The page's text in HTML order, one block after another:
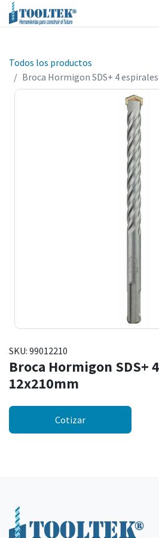
Todos los productos
Broca Hormigon SDS+ 4
SKU: 99012210
Broca Hormigon SDS+
12x210mm
Cotizar